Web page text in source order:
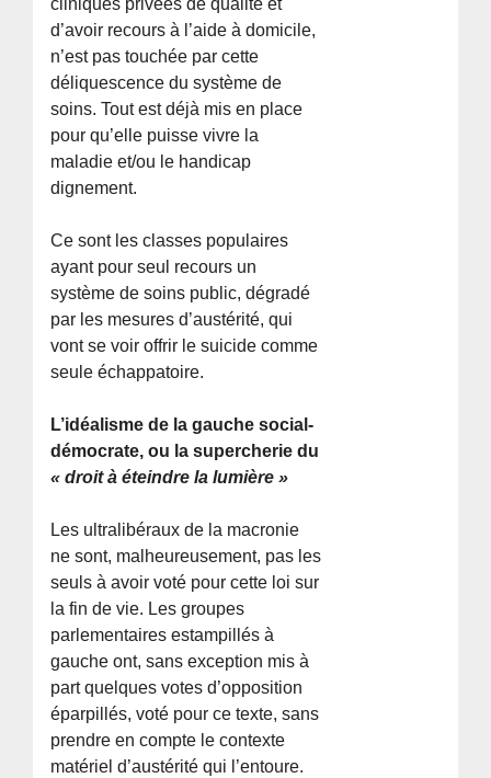
cliniques privées de qualité et
d’avoir recours à l’aide à domicile,
n’est pas touchée par cette
déliquescence du système de
soins. Tout est déjà mis en place
pour qu’elle puisse vivre la
maladie et/ou le handicap
dignement.
Ce sont les classes populaires
ayant pour seul recours un
système de soins public, dégradé
par les mesures d’austérité, qui
vont se voir offrir le suicide comme
seule échappatoire.
L’idéalisme de la gauche social-
démocrate, ou la supercherie du
« droit à éteindre la lumière »
Les ultralibéraux de la macronie
ne sont, malheureusement, pas les
seuls à avoir voté pour cette loi sur
la fin de vie. Les groupes
parlementaires estampillés à
gauche ont, sans exception mis à
part quelques votes d’opposition
éparpillés, voté pour ce texte, sans
prendre en compte le contexte
matériel d’austérité qui l’entoure.